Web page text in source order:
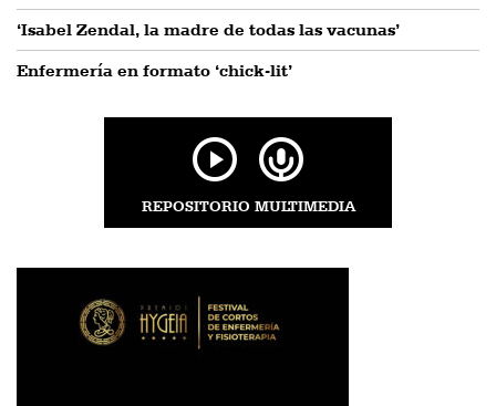
‘Isabel Zendal, la madre de todas las vacunas’
Enfermería en formato ‘chick-lit’
REPOSITORIO MULTIMEDIA